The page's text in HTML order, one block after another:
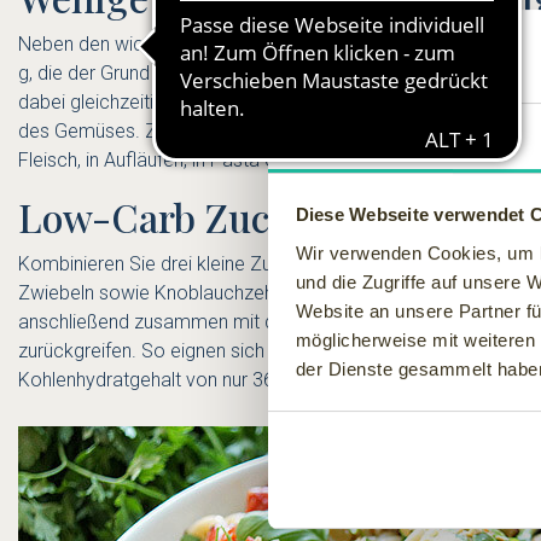
Zustimmung
Diese Webseite verwendet
Wir verwenden Cookies,
und die Zugriffe auf unsere
Website an unsere Partner
möglicherweise mit
der Dienste gesammelt
Neben den wichtigen Inhaltsstoffen wie Kalium und
g, die der Grund dafür sind, dass das Gemüse zu den
dabei gleichzeitig für den Stoffwechsel sowie die Muskeln
des Gemüses. Zucchini lassen sich sowohl roh, als auch
Fleisch, in Aufläufen, in Pasta oder in Salaten. Das Team
Low-Carb Zucchini
Kombinieren Sie drei kleine Zucchini zusammen mit zwei
Zwiebeln sowie Knoblauchzehen fügen und beim Braten
anschließend zusammen mit dem gebratenen Gemüse in
zurückgreifen. So eignen sich zum Beispiel Kichererbsen-
Kohlenhydratgehalt von nur 36 g auf 100 g als gesunde